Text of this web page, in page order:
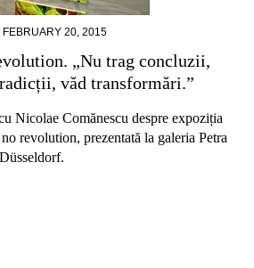
FEBRUARY 20, 2015
„Nu trag concluzii,
văd transformări.”
Nicolae Comănescu despre expoziția
revolution, prezentată la galeria Petra